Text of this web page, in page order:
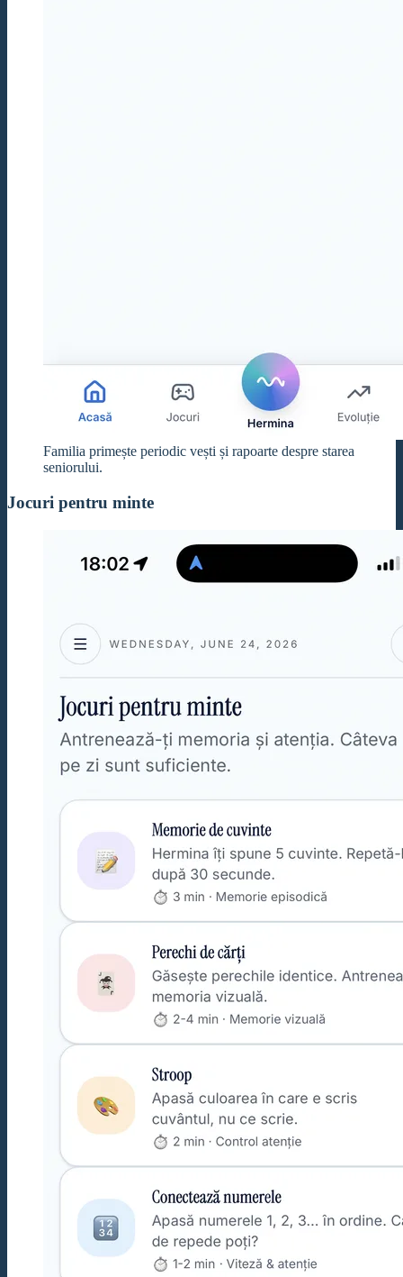
Familia primește periodic vești și rapoarte despre starea
seniorului.
Jocuri pentru minte